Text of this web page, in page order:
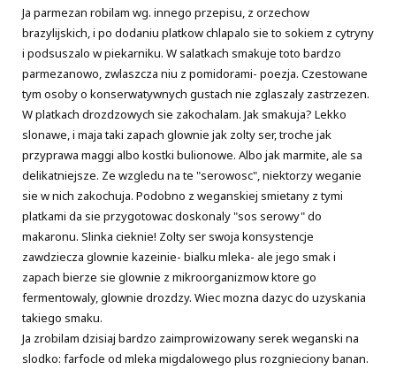
Ja parmezan robilam wg. innego przepisu, z orzechow
brazylijskich, i po dodaniu platkow chlapalo sie to sokiem z cytryny
i podsuszalo w piekarniku. W salatkach smakuje toto bardzo
parmezanowo, zwlaszcza niu z pomidorami- poezja. Czestowane
tym osoby o konserwatywnych gustach nie zglaszaly zastrzezen.
W platkach drozdzowych sie zakochalam. Jak smakuja? Lekko
slonawe, i maja taki zapach glownie jak zolty ser, troche jak
przyprawa maggi albo kostki bulionowe. Albo jak marmite, ale sa
delikatniejsze. Ze wzgledu na te "serowosc", niektorzy weganie
sie w nich zakochuja. Podobno z weganskiej smietany z tymi
platkami da sie przygotowac doskonaly "sos serowy" do
makaronu. Slinka cieknie! Zolty ser swoja konsystencje
zawdziecza glownie kazeinie- bialku mleka- ale jego smak i
zapach bierze sie glownie z mikroorganizmow ktore go
fermentowaly, glownie drozdzy. Wiec mozna dazyc do uzyskania
takiego smaku.
Ja zrobilam dzisiaj bardzo zaimprowizowany serek weganski na
slodko: farfocle od mleka migdalowego plus rozgnieciony banan.